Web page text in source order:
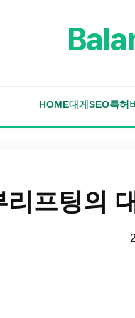
HOME대게 SEO특허
리프팅의